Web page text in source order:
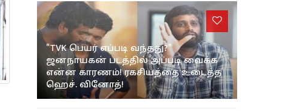
"TVK பெயர் எப்படி வந்தது?"
ஜனநாயகன் படத்தில் அப்படி வைக்க
என்ன காரணம்! ரகசியத்தை உடைத்த
ஹெச். வினோத்!